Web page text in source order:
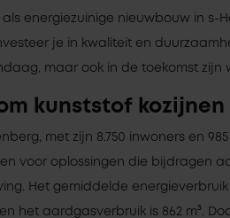
energiezuinige nieuwbouw in s-
je in kwaliteit en
maar ook in de toekomst zijn
kunststof
met zijn 8.750 inwoners en
voor oplossingen die bijdragen
Het gemiddelde
en het aardgasverbruik is 862 m³.